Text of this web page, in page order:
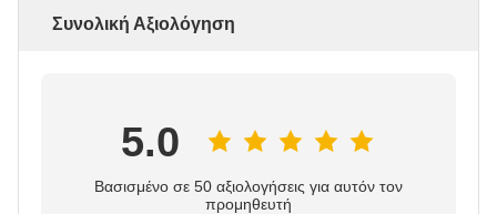
Συνολική Αξιολόγηση
5.0
Βασισμένο σε 50 αξιολογήσεις για αυτόν τον
προμηθευτή